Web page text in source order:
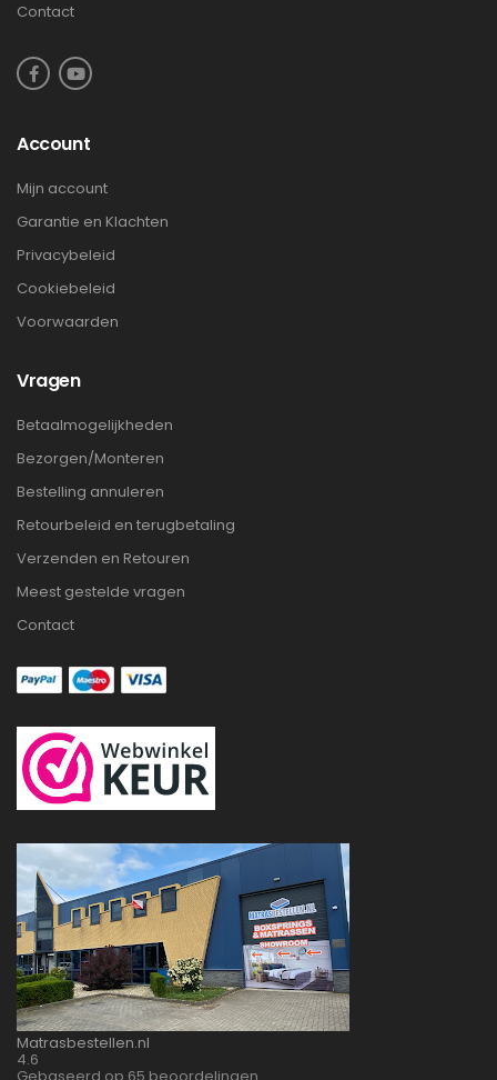
Contact
Account
Mijn account
Garantie en Klachten
Privacybeleid
Cookiebeleid
Voorwaarden
Vragen
Betaalmogelijkheden
Bezorgen/Monteren
Bestelling annuleren
Retourbeleid en terugbetaling
Verzenden en Retouren
Meest gestelde vragen
Contact
Matrasbestellen.nl
4.6
Gebaseerd op 65 beoordelingen